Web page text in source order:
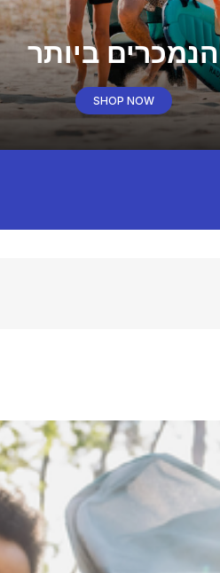
הנמכרים ביותר
SHOP NOW